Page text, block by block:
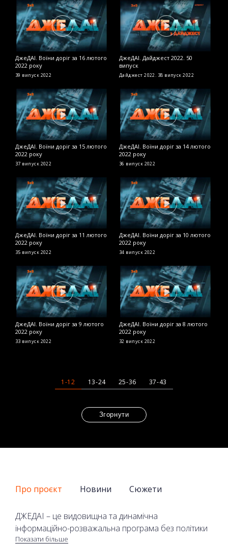
ДжеДАІ. Воїни доріг за 16 лютого
2022 року
39 випуск 2022
ДжеДАІ. Дайджест 2022. 50
випуск
Дайджест 2022. 38 випуск 2022
ДжеДАІ. Воїни доріг за 15 лютого
2022 року
37 випуск 2022
ДжеДАІ. Воїни доріг за 14 лютого
2022 року
36 випуск 2022
ДжеДАІ. Воїни доріг за 11 лютого
2022 року
35 випуск 2022
ДжеДАІ. Воїни доріг за 10 лютого
2022 року
34 випуск 2022
ДжеДАІ. Воїни доріг за 9 лютого
2022 року
33 випуск 2022
ДжеДАІ. Воїни доріг за 8 лютого
2022 року
32 випуск 2022
1-12 13-24 25-36 37-43
Згорнути
Про проєкт Новини Сюжети
ДЖЕДАІ – це видовищна та динамічна
інформаційно-розважальна програма без політики
та економіки на телеканалі 2+2. У програмі лише
Показати більше